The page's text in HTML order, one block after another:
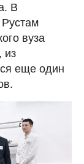
В
Рустам
вуза
из
еще один